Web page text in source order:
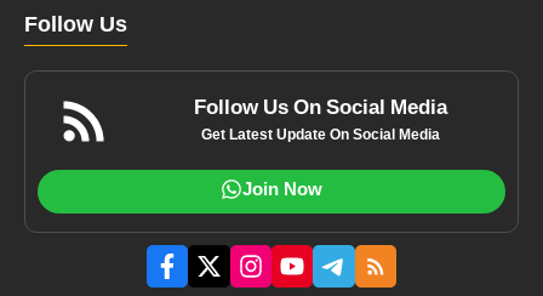
Follow Us
Follow Us On Social Media
Get Latest Update On Social Media
Join Now